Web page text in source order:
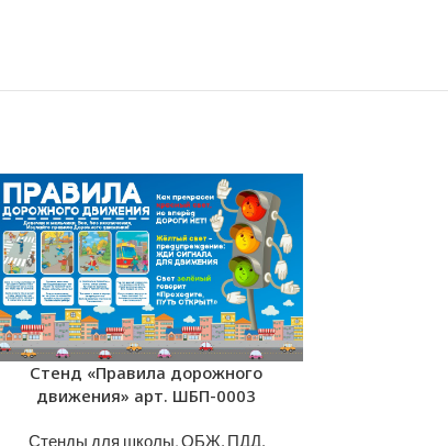
Стенд «Правила дорожного
движения» арт. ШБП-0003
Стенды для школы,ОБЖ, ПДД,